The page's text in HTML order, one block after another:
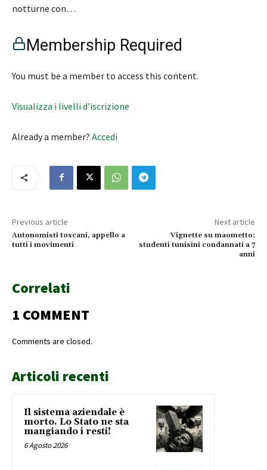
notturne con…
Membership Required
You must be a member to access this content.
Visualizza i livelli d’iscrizione
Already a member? Accedi
Previous article
Autonomisti toscani, appello a
tutti i movimenti
Next article
Vignette su maometto:
studenti tunisini condannati a 7
anni
Correlati
1 COMMENT
Comments are closed.
Articoli recenti
Il sistema aziendale è
morto. Lo Stato ne sta
mangiando i resti!
6 Agosto 2026